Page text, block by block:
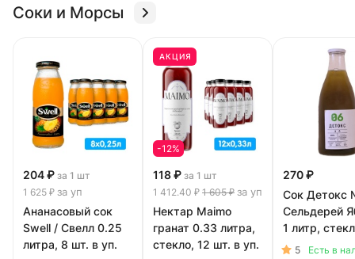
Соки и Морсы
204 ₽ за 1 шт
1 625 ₽ за уп
Ананасовый сок
Swell / Свелл 0.25
литра, 8 шт. в уп.
АКЦИЯ
-12%
118 ₽ за 1 шт
1 412.40 ₽ 1 605 ₽ за уп
Нектар Maimo
гранат 0.33 литра,
стекло, 12 шт. в уп.
270 ₽
Сок Детокс
Сельдерей
1 литр,
5 Есть в